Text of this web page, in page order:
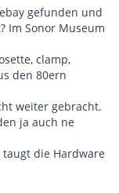
gefunden und
Im Sonor Museum
clamp,
den 80ern
weiter gebracht.
ja auch ne
die Hardware